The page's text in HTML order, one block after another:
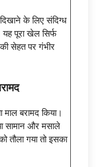
के लिए संदिग्ध
यह पूरा खेल सिर्फ
सेहत पर गंभीर
बरामद किया।
सामान और मसाले
तौला गया तो इसका